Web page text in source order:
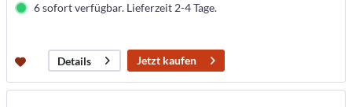
6 sofort verfügbar. Lieferzeit 2-4 Tage.
Details Jetzt kaufen